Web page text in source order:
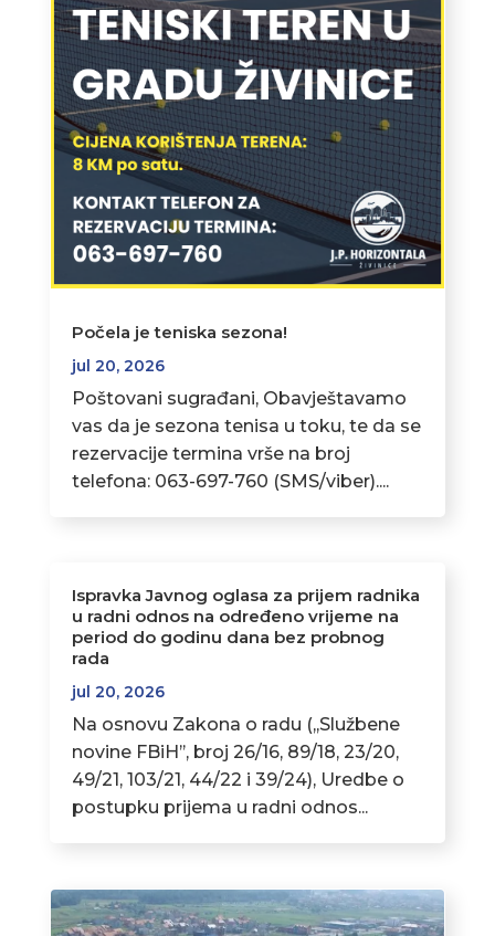
Počela je teniska sezona!
jul 20, 2026
Poštovani sugrađani, Obavještavamo
vas da je sezona tenisa u toku, te da se
rezervacije termina vrše na broj
telefona: 063-697-760 (SMS/viber)....
Ispravka Javnog oglasa za prijem radnika
u radni odnos na određeno vrijeme na
period do godinu dana bez probnog
rada
jul 20, 2026
Na osnovu Zakona o radu (,,Službene
novine FBiH’’, broj 26/16, 89/18, 23/20,
49/21, 103/21, 44/22 i 39/24), Uredbe o
postupku prijema u radni odnos...